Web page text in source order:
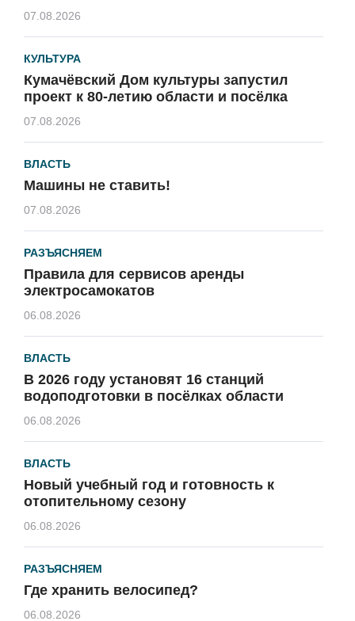
07.08.2026
КУЛЬТУРА
Кумачёвский Дом культуры запустил
проект к 80-летию области и посёлка
07.08.2026
ВЛАСТЬ
Машины не ставить!
07.08.2026
РАЗЪЯСНЯЕМ
Правила для сервисов аренды
электросамокатов
06.08.2026
ВЛАСТЬ
В 2026 году установят 16 станций
водоподготовки в посёлках области
06.08.2026
ВЛАСТЬ
Новый учебный год и готовность к
отопительному сезону
06.08.2026
РАЗЪЯСНЯЕМ
Где хранить велосипед?
06.08.2026